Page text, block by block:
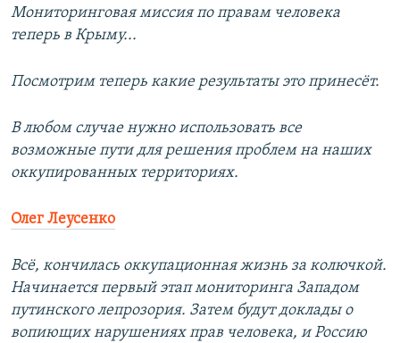
Мониторинговая миссия по правам человека
теперь в Крыму...
Посмотрим теперь какие результаты это принесёт.
В любом случае нужно использовать все
возможные пути для решения проблем на наших
оккупированных территориях.
Олег Леусенко
Всё, кончилась оккупационная жизнь за колючкой.
Начинается первый этап мониторинга Западом
путинского лепрозория. Затем будут доклады о
вопиющих нарушениях прав человека, и Россию